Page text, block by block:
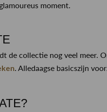
moment.
de collectie nog veel meer.
. Alledaagse basicszijn